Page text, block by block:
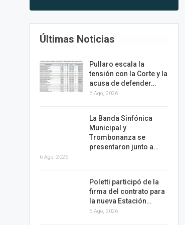
Últimas Noticias
Pullaro escala la
tensión con la Corte y la
acusa de defender…
6 Ago, 2026
La Banda Sinfónica
Municipal y
Trombonanza se
presentaron junto a…
6 Ago, 2026
Poletti participó de la
firma del contrato para
la nueva Estación…
6 Ago, 2026